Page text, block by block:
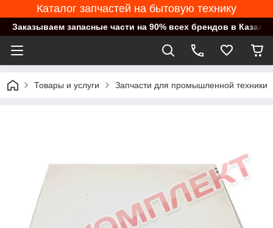
Каталог запчастей на бытовую технику
Заказываем запасные части на 90% всех брендов в
Товары и услуги Запчасти для промышленной техники